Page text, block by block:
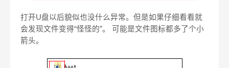
打开U盘以后貌似也没什么异常。但是如果仔细看看就
会发现文件变得“怪怪的”。
可能是文件图标都多了个小
箭头。